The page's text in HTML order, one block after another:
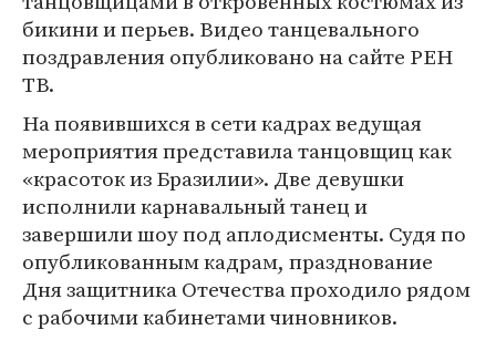
бикини и перьев. Видео танцевального
поздравления опубликовано на сайте РЕН
ТВ.
На появившихся в сети кадрах ведущая
мероприятия представила танцовщиц как
«красоток из Бразилии». Две девушки
исполнили карнавальный танец и
завершили шоу под аплодисменты. Судя по
опубликованным кадрам, празднование
Дня защитника Отечества проходило рядом
с рабочими кабинетами чиновников.